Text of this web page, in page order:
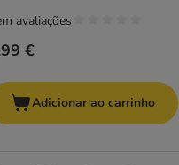
€
avaliações
Adicionar ao carrinho